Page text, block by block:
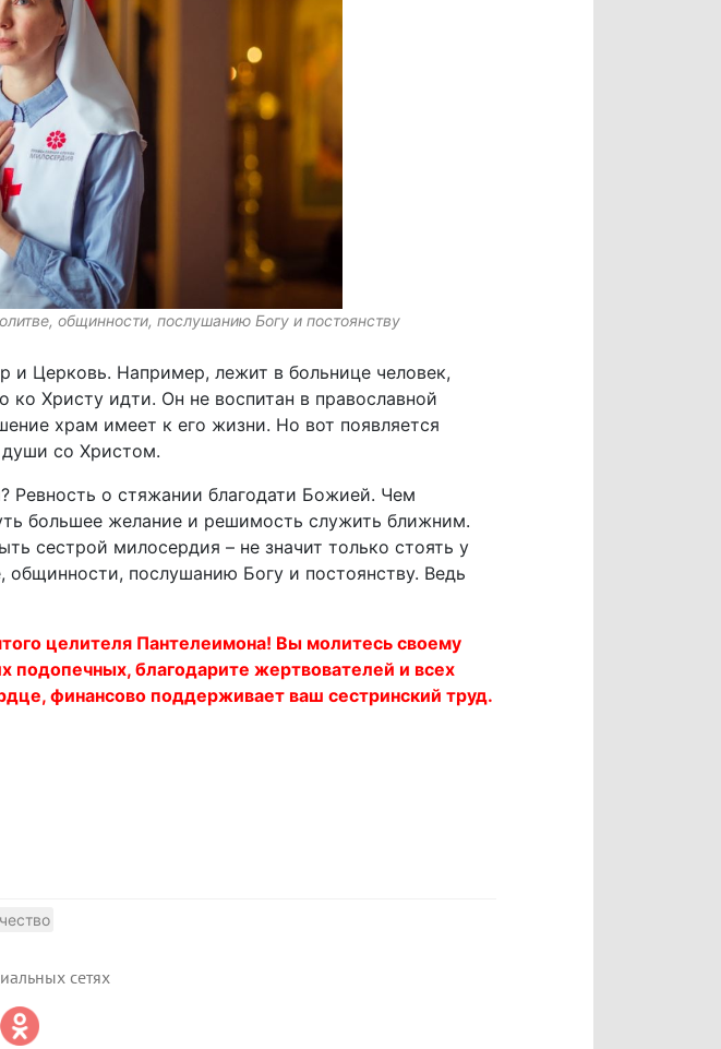
общинности, послушанию Богу и постоянству
Церковь. Например, лежит в больнице человек,
Христу идти. Он не воспитан в православной
храм имеет к его жизни. Но вот появляется
души со Христом.
Ревность о стяжании благодати Божией. Чем
большее желание и решимость служить ближним.
сестрой милосердия – не значит только стоять у
общинности, послушанию Богу и постоянству. Ведь
целителя Пантелеимона! Вы молитесь своему
подопечных, благодарите жертвователей и всех
финансово поддерживает ваш сестринский труд.
сетях